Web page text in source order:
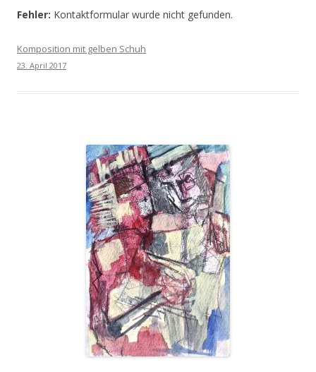
Fehler: Kontaktformular wurde nicht gefunden.
Komposition mit gelben Schuh
23. April 2017